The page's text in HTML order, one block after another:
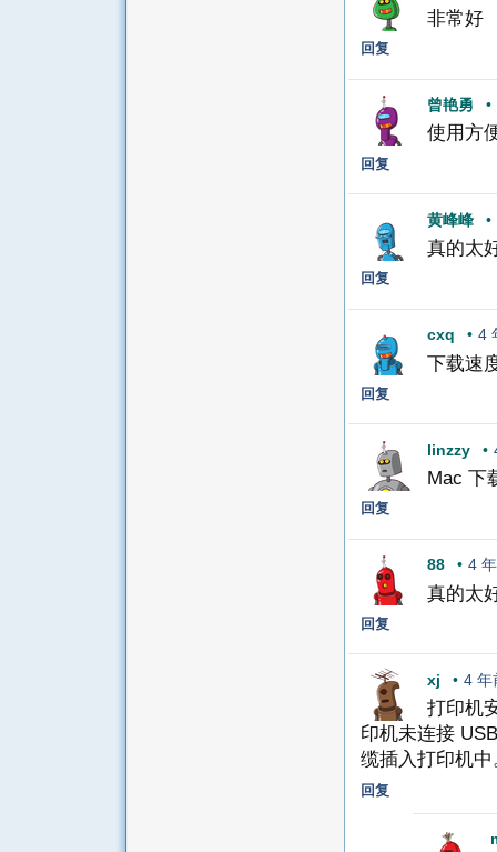
非常好
回复
曾艳勇 •
使用方
回复
黄峰峰 •
真的太
回复
cxq • 4
下载速
回复
linzzy •
Mac 下
回复
88 • 4
真的太
回复
xj • 4 年
打印机
印机未连接
缆插入打印机中
回复